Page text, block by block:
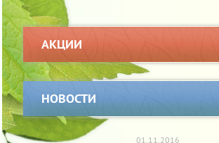
АКЦИИ
НОВОСТИ
01.11.2016